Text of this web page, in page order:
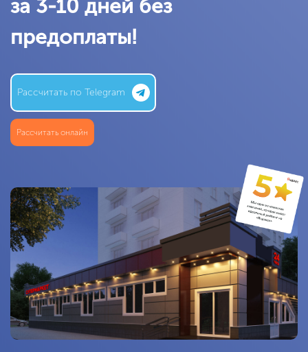
за 3-10 дней без
предоплаты!
Рассчитать по Telegram
Рассчитать онлайн